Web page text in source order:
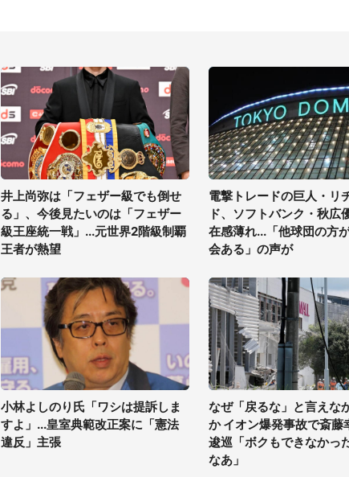
井上尚弥は「フェザー級でも倒せ
る」、今後見たいのは「フェザー
級王座統一戦」...元世界2階級制覇
王者が熱望
電撃トレードの巨人・リ
ド、ソフトバンク・秋広
在感薄れ...「他球団の方
会ある」の声が
小林よしのり氏「ワシは提訴しま
すよ」...皇室典範改正案に「憲法
違反」主張
なぜ「戻るな」と言えな
か イオン爆発事故で斎藤
逡巡「ボクもできなかっ
なあ」